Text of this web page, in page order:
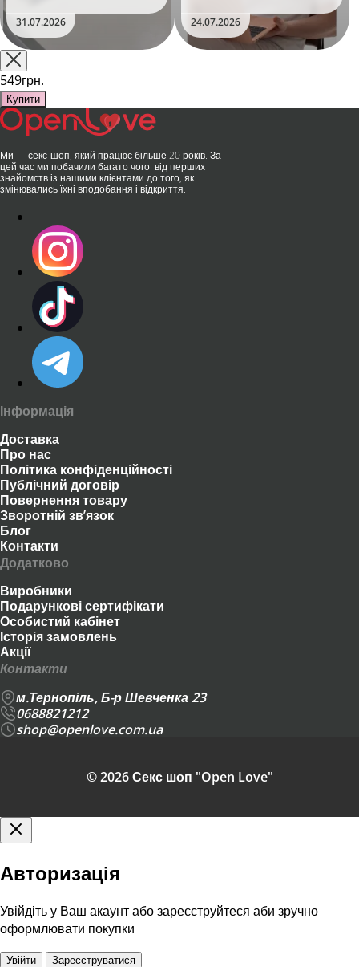
та вже встиг стати сенсацією
на міжнародній виставці API
Shanghai-2026!​LOVISS - це
поєднання унікальної естетики
та бездога..
31.07.2026
безшумні моторчики та
стильний дизайн перетворили
їх на гаджет, який багато хто
використовує, тестує у
24.07.2026
549грн.
Купити
Ми — секс-шоп, який працює більше 20 років. За
цей час ми побачили багато чого: від перших
знайомств із нашими клієнтами до того, як
змінювались їхні вподобання і відкриття.
Інформація
Доставка
Про нас
Політика конфіденційності
Публічний договір
Повернення товару
Зворотній зв’язок
Блог
Контакти
Додатково
Виробники
Подарункові сертифікати
Особистий кабінет
Історія замовлень
Акції
Контакти
м.Тернопіль, Б-р Шевченка 23
0688821212
shop@openlove.com.ua
© 2026 Секс шоп "Open Love"
Авторизація
Увійдіть у Ваш акаунт або зареєструйтеся аби зручно
оформлювати покупки
Увійти Зареєструватися